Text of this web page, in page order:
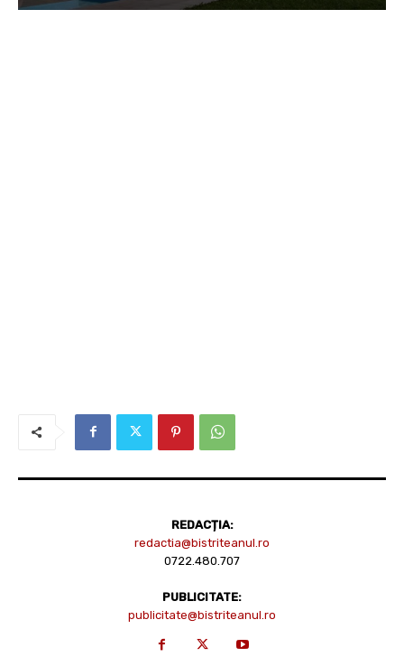
REDACȚIA:
redactia@bistriteanul.ro
0722.480.707
PUBLICITATE:
publicitate@bistriteanul.ro